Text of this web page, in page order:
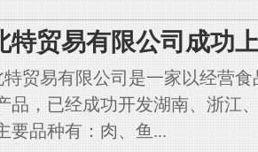
特贸易有限公司成功
特贸易有限公司是一家以经营
品，已经成功开发湖南、浙江
要品种有：肉、鱼...